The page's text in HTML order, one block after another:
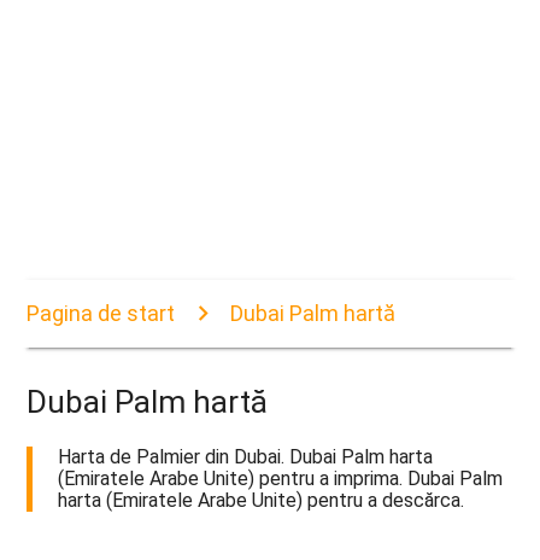
Pagina de start Dubai Palm hartă
Dubai Palm hartă
Harta de Palmier din Dubai. Dubai Palm harta
(Emiratele Arabe Unite) pentru a imprima. Dubai Palm
harta (Emiratele Arabe Unite) pentru a descărca.